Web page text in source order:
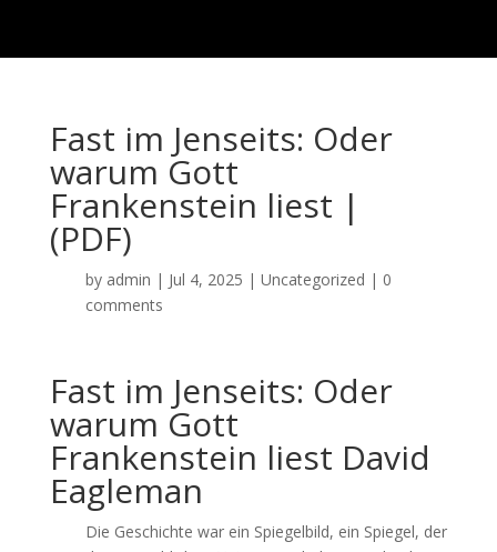
Fast im Jenseits: Oder
warum Gott
Frankenstein liest |
(PDF)
by admin | Jul 4, 2025 | Uncategorized | 0
comments
Fast im Jenseits: Oder
warum Gott
Frankenstein liest David
Eagleman
Die Geschichte war ein Spiegelbild, ein Spiegel, der